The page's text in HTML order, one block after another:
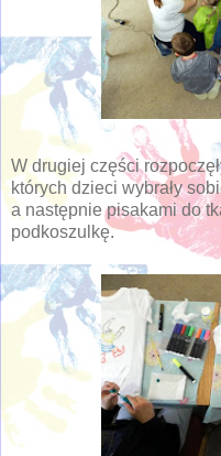
W drugiej części
których dzieci wybrały
a następnie pisakami do
podkoszulkę.